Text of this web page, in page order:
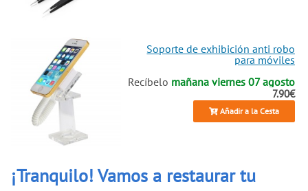
Soporte de exhibición anti robo
para móviles
Recíbelo mañana viernes 07 agosto
7.90€
Añadir a la Cesta
¡Tranquilo! Vamos a restaurar tu